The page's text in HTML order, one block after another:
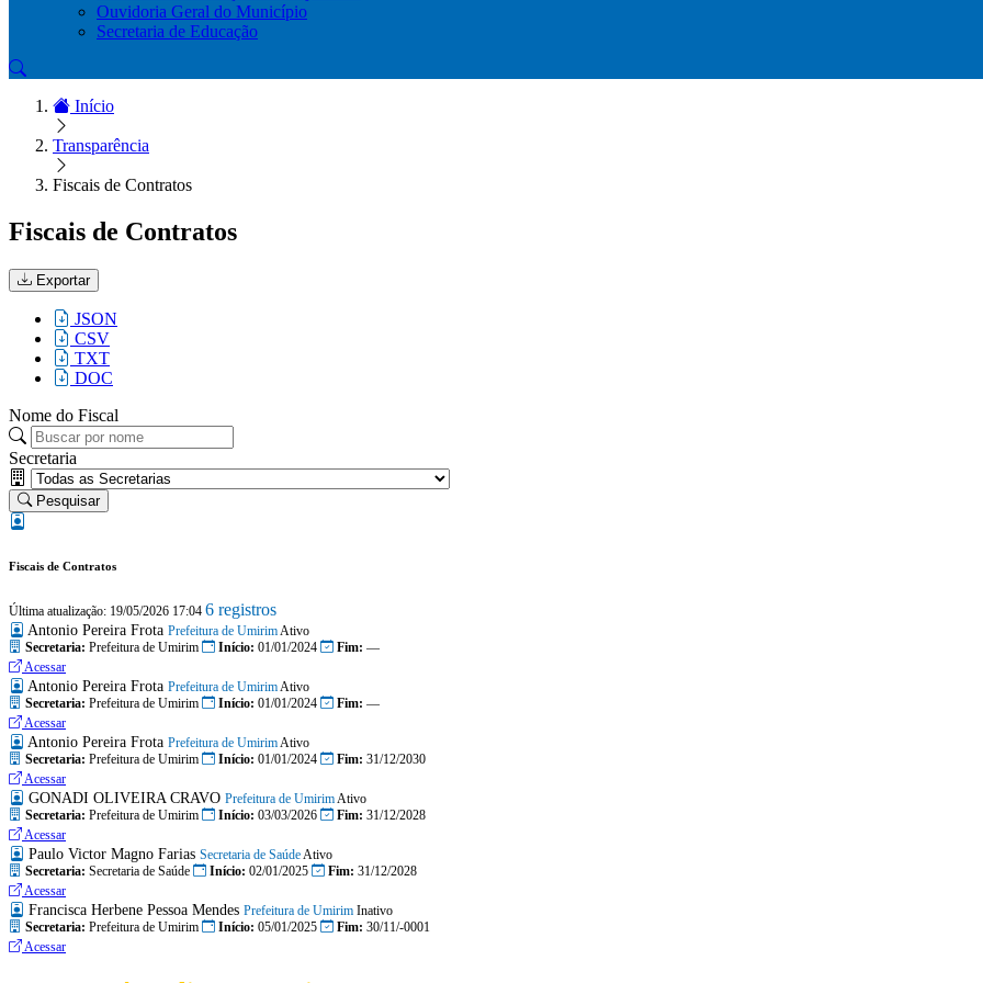
Ouvidoria Geral do Município
Secretaria de Educação
Início
Transparência
Fiscais de Contratos
Fiscais de Contratos
Exportar
JSON
CSV
TXT
DOC
Nome do Fiscal
Secretaria
Pesquisar
Fiscais de Contratos
Última atualização: 19/05/2026 17:04 6 registros
Antonio Pereira Frota Prefeitura de Umirim Ativo
Secretaria: Prefeitura de Umirim Início: 01/01/2024 Fim: —
Acessar
Antonio Pereira Frota Prefeitura de Umirim Ativo
Secretaria: Prefeitura de Umirim Início: 01/01/2024 Fim: —
Acessar
Antonio Pereira Frota Prefeitura de Umirim Ativo
Secretaria: Prefeitura de Umirim Início: 01/01/2024 Fim: 31/12/2030
Acessar
GONADI OLIVEIRA CRAVO Prefeitura de Umirim Ativo
Secretaria: Prefeitura de Umirim Início: 03/03/2026 Fim: 31/12/2028
Acessar
Paulo Victor Magno Farias Secretaria de Saúde Ativo
Secretaria: Secretaria de Saúde Início: 02/01/2025 Fim: 31/12/2028
Acessar
Francisca Herbene Pessoa Mendes Prefeitura de Umirim Inativo
Secretaria: Prefeitura de Umirim Início: 05/01/2025 Fim: 30/11/-0001
Acessar